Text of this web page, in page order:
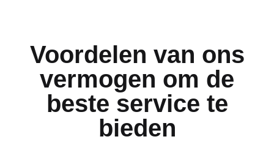
Voordelen van ons
vermogen om de
beste service te
bieden